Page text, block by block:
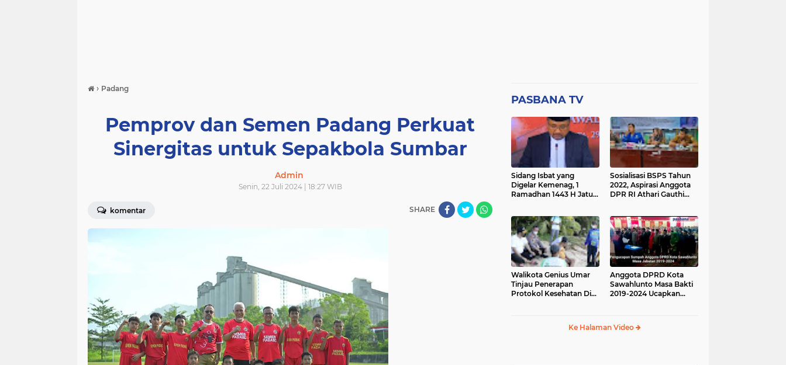
› Padang
Pemprov dan Semen Padang Perkuat
Sinergitas untuk Sepakbola Sumbar
Admin
Senin, 22 Juli 2024 | 18:27 WIB
komentar SHARE
PASBANA TV
Sidang Isbat yang
Digelar Kemenag, 1
Ramadhan 1443 H Jatuh
Sosialisasi BSPS Tahun
2022, Aspirasi Anggota
DPR RI Athari Gauthi
Walikota Genius Umar
Tinjau Penerapan
Protokol Kesehatan Di
Anggota DPRD Kota
Sawahlunto Masa Bakti
2019-2024 Ucapkan
Ke Halaman Video